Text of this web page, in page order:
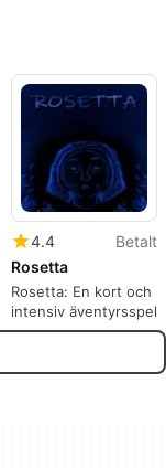
4.4
Betalt
Rosetta
Rosetta: En kort och
intensiv äventyrsspel